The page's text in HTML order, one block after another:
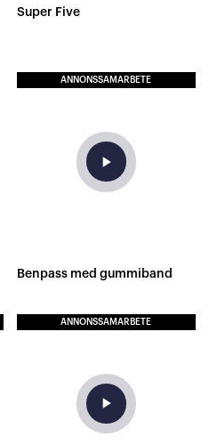
Super Five
ANNONSSAMARBETE
play_arrow
Benpass med gummiband
ANNONSSAMARBETE
play_arrow